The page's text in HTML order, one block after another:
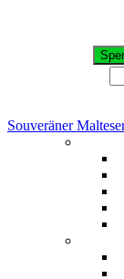
Souveräner